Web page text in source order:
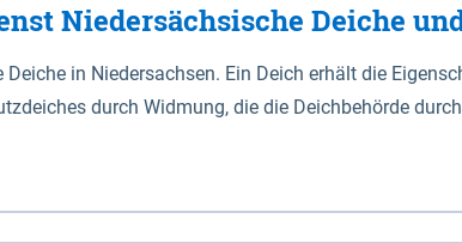
Niedersächsische Deiche
Deiche in Niedersachsen. Ein Deich erhält die
durch Widmung, die die Deichbehörde
des Niedersächsischen Deichgesetzes
dem
Tiden, vor allem vor Sturmfluten, zu dienen